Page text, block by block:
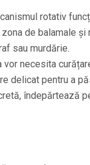
rotativ
de balamale și
sau murdărie.
vor necesita
delicat pentru a
îndepărtează